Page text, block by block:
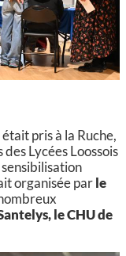
pris à la Ruche,
Lycées Loossois
organisée parle
le CHU de